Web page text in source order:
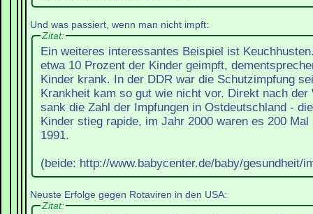
Und was passiert, wenn man nicht impft:
Zitat:
Ein weiteres interessantes Beispiel ist
etwa 10 Prozent der Kinder geimpft,
Kinder krank. In der DDR war die Schutzimpfung
Krankheit kam so gut wie nicht vor. Direkt nach der
sank die Zahl der Impfungen in Ostdeutschland -
Kinder stieg rapide, im Jahr 2000 waren es 200
1991.
(beide: http://www.babycenter.de/baby/gesundheit/
Neuste Erfolge gegen Rotaviren in den USA:
Zitat: